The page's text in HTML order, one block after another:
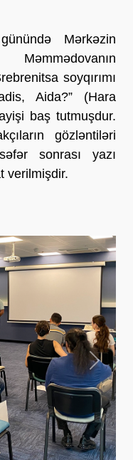
Mərkəzin
soyqırımı
Aida?” (Hara
baş tutmuşdur.
gözləntiləri
sonrası yazı
verilmişdir.
Next